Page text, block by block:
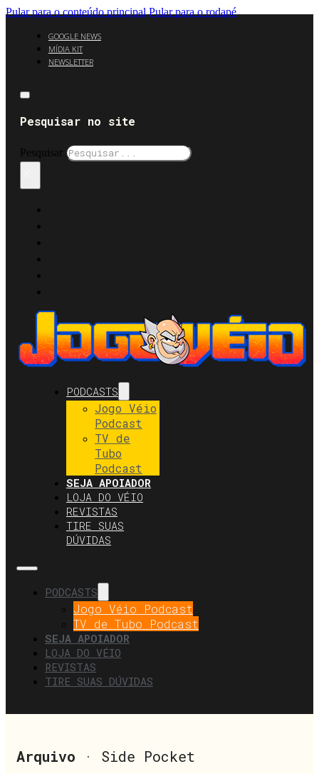
Pular para o conteúdo principal Pular para o rodapé
GOOGLE NEWS
MÍDIA KIT
NEWSLETTER
Pesquisar no site
Pesquisar
PODCASTS
Jogo Véio
Podcast
TV de
Tubo
Podcast
SEJA APOIADOR
LOJA DO VÉIO
REVISTAS
TIRE SUAS
DÚVIDAS
PODCASTS
Jogo Véio Podcast
TV de Tubo Podcast
SEJA APOIADOR
LOJA DO VÉIO
REVISTAS
TIRE SUAS DÚVIDAS
Arquivo · Side Pocket